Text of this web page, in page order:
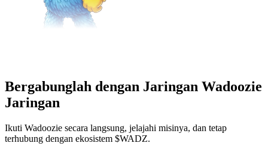
Bergabunglah dengan Jaringan Wadoozie
Jaringan
Ikuti Wadoozie secara langsung, jelajahi misinya, dan tetap
terhubung dengan ekosistem $WADZ.